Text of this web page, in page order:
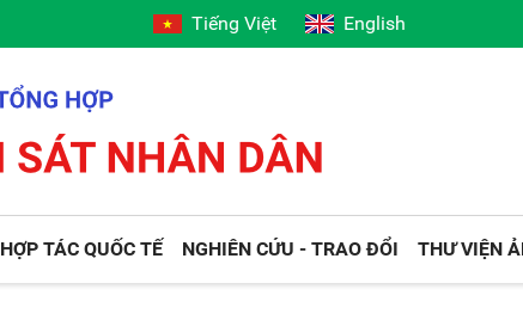
Tiếng Việt English
HỢP TÁC QUỐC TẾ NGHIÊN CỨU - TRAO ĐỔI THƯ VIỆN